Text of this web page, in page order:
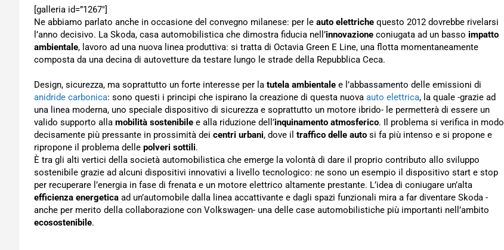
[galleria id=”1267″]
Ne abbiamo parlato anche in occasione del convegno milanese: per le auto elettriche questo 2012 dovrebbe rivelarsi
l’anno decisivo. La Skoda, casa automobilistica che dimostra fiducia nell’innovazione coniugata ad un basso impatto
ambientale, lavoro ad una nuova linea produttiva: si tratta di Octavia Green E Line, una flotta momentaneamente
composta da una decina di autovetture da testare lungo le strade della Repubblica Ceca.
Design, sicurezza, ma soprattutto un forte interesse per la tutela ambientale e l’abbassamento delle emissioni di
anidride carbonica: sono questi i principi che ispirano la creazione di questa nuova auto elettrica, la quale -grazie ad
una linea moderna, uno speciale dispositivo di sicurezza e soprattutto un motore ibrido- le permetterà di essere un
valido supporto alla mobilità sostenibile e alla riduzione dell’inquinamento atmosferico. Il problema si verifica in modo
decisamente più pressante in prossimità dei centri urbani, dove il traffico delle auto si fa più intenso e si propone e
ripropone il problema delle polveri sottili.
È tra gli alti vertici della società automobilistica che emerge la volontà di dare il proprio contributo allo sviluppo
sostenibile grazie ad alcuni dispositivi innovativi a livello tecnologico: ne sono un esempio il dispositivo start e stop
per recuperare l’energia in fase di frenata e un motore elettrico altamente prestante. L’idea di coniugare un’alta
efficienza energetica ad un’automobile dalla linea accattivante e dagli spazi funzionali mira a far diventare Skoda -
anche per merito della collaborazione con Volkswagen- una delle case automobilistiche più importanti nell’ambito
ecosostenibile.